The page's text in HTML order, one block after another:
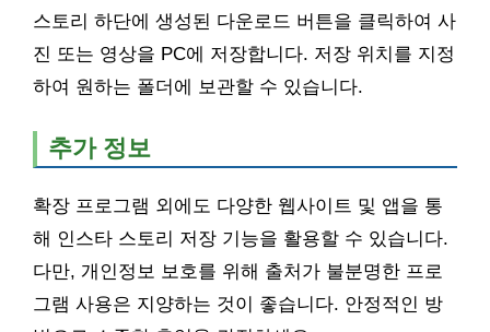
스토리 하단에 생성된 다운로드 버튼을 클릭하여 사
진 또는 영상을 PC에 저장합니다. 저장 위치를 지정
하여 원하는 폴더에 보관할 수 있습니다.
추가 정보
확장 프로그램 외에도 다양한 웹사이트 및 앱을 통
해 인스타 스토리 저장 기능을 활용할 수 있습니다.
다만, 개인정보 보호를 위해 출처가 불분명한 프로
그램 사용은 지양하는 것이 좋습니다. 안정적인 방